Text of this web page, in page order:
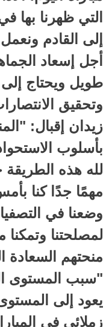
التي ظهرنا بها
إلى القادم
أجل إسعاد
طويل ويحتاج إلى
وتحقيق
زيدان إقبال:
بأسلوب
لله هذه الطريقة
مهمًا جدًا كنا
وضعنا في
لمصلحتنا وتمكنا
منحتهم السعادة
"سبب المستوى
يعود إلى
زملائي في